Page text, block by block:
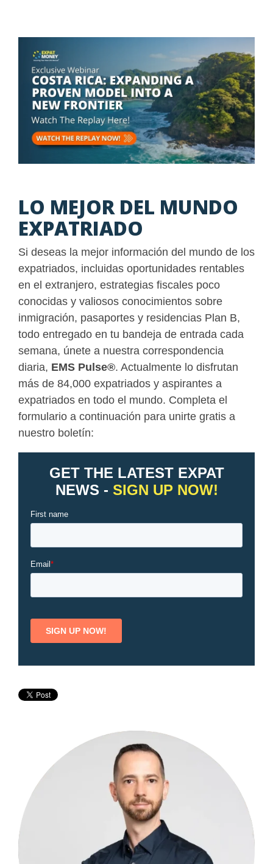
LO MEJOR DEL MUNDO
EXPATRIADO
Si deseas la mejor información del mundo de los
expatriados, incluidas oportunidades rentables
en el extranjero, estrategias fiscales poco
conocidas y valiosos conocimientos sobre
inmigración, pasaportes y residencias Plan B,
todo entregado en tu bandeja de entrada cada
semana, únete a nuestra correspondencia
diaria, EMS Pulse®. Actualmente lo disfrutan
más de 84,000 expatriados y aspirantes a
expatriados en todo el mundo. Completa el
formulario a continuación para unirte gratis a
nuestro boletín: